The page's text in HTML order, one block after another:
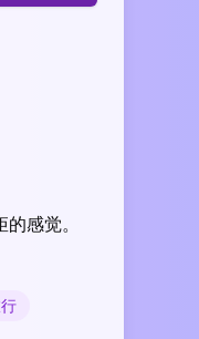
感觉。